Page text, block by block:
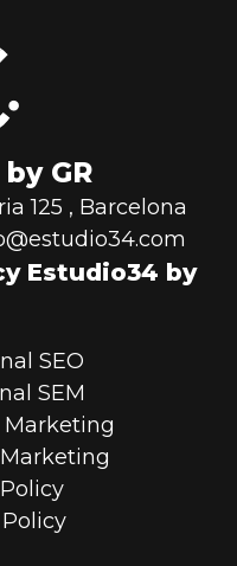
GR
125 , Barcelona
Estudio34 by
SEO
SEM
Marketing